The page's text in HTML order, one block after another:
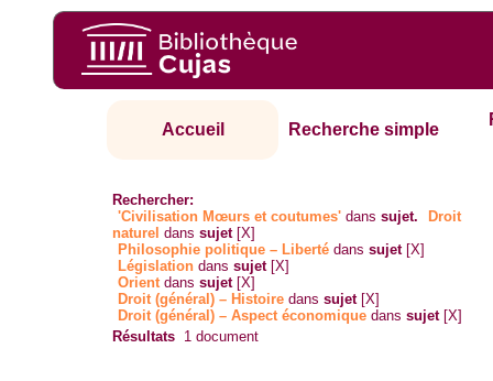
Accueil Recherche simple
Rechercher:
'Civilisation Mœurs et coutumes' danssujet.
Droit
naturel danssujet [X]
Philosophie politique – Liberté danssujet [X]
Législation danssujet [X]
Orientdanssujet [X]
Droit (général) – Histoire danssujet [X]
Droit (général) – Aspect économique danssujet [X]
Résultats 1 document